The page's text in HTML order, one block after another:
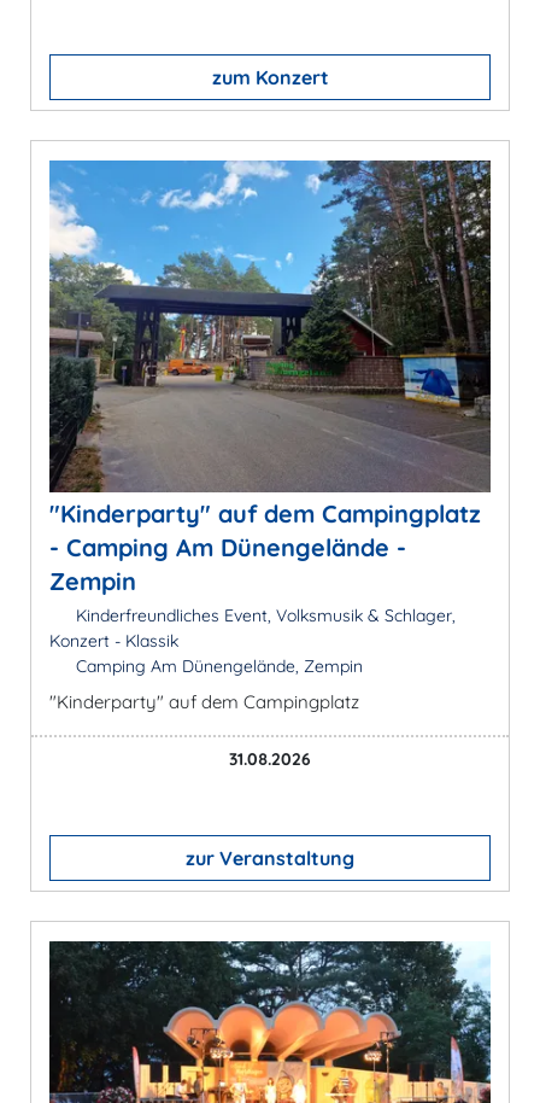
zum Konzert
"Kinderparty" auf dem Campingplatz
- Camping Am Dünengelände -
Zempin
Kinderfreundliches Event, Volksmusik & Schlager,
Konzert - Klassik
Camping Am Dünengelände, Zempin
"Kinderparty" auf dem Campingplatz
31.08.2026
zur Veranstaltung